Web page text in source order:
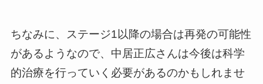
ちなみに、ステージ1以降の場合は再発の可能性
があるようなので、中居正広さんは今後は科学
的治療を行っていく必要があるのかもしれませ